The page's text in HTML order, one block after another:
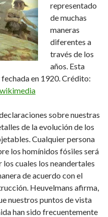
representado
de muchas
maneras
diferentes a
través de los
años. Esta
en 1920. Crédito:
wikimedia
sobre nuestras
de la evolución de los
Cualquier persona
los homínidos fósiles será
cuales los neandertales
de acuerdo con el
Heuvelmans afirma,
nuestros puntos de vista
han sido frecuentemente